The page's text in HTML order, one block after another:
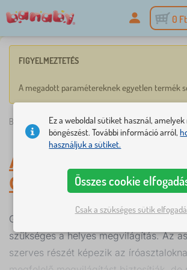
0 Ft
FIGYELMEZTETÉS
A megadott paramétereknek egyetlen termék
Banaby.hu » Gyereklámpák/Asztali lámpák
Asztali lámpák
Gyereklámpák
Gyermeke látásánk megfelelő fejlődése
szükséges a helyes megvilágítás. Az
szerves részét képezik az
Ez a weboldal sütiket használ,
böngészést. További információ arról,
használjuk a sütiket.
Összes cookie
Csak a szükséges sütik